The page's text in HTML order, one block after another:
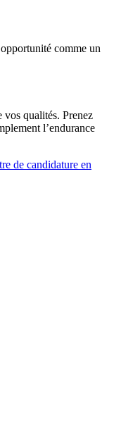
comme un
vos qualités. Prenez
l’endurance
de candidature en